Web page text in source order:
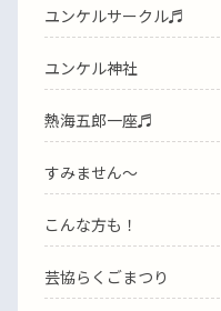
ユンケルサークル♬
ユンケル神社
熱海五郎一座♬
すみません〜
こんな方も！
芸協らくごまつり